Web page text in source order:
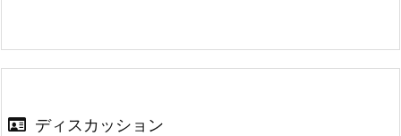
ディスカッション